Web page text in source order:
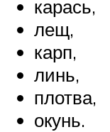
карась,
лещ,
карп,
линь,
плотва,
окунь.